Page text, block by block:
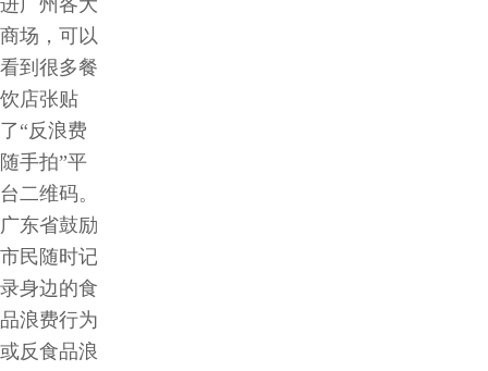
进广州各大
商场，可以
看到很多餐
饮店张贴
了“反浪费
随手拍”平
台二维码。
广东省鼓励
市民随时记
录身边的食
品浪费行为
或反食品浪